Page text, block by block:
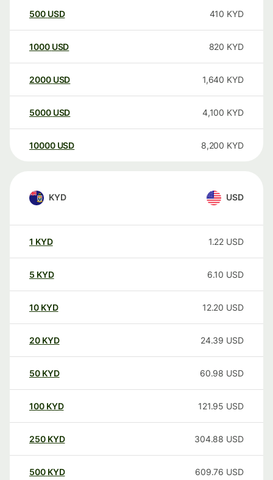
500 USD 410 KYD
1000 USD 820 KYD
2000 USD 1,640 KYD
5000 USD 4,100 KYD
10000 USD 8,200 KYD
KYD USD
1 KYD 1.22 USD
5 KYD 6.10 USD
10 KYD 12.20 USD
20 KYD 24.39 USD
50 KYD 60.98 USD
100 KYD 121.95 USD
250 KYD 304.88 USD
500 KYD 609.76 USD